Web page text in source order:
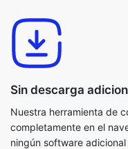
Sin descarga
Nuestra herramienta de
completamente en el
ningún software